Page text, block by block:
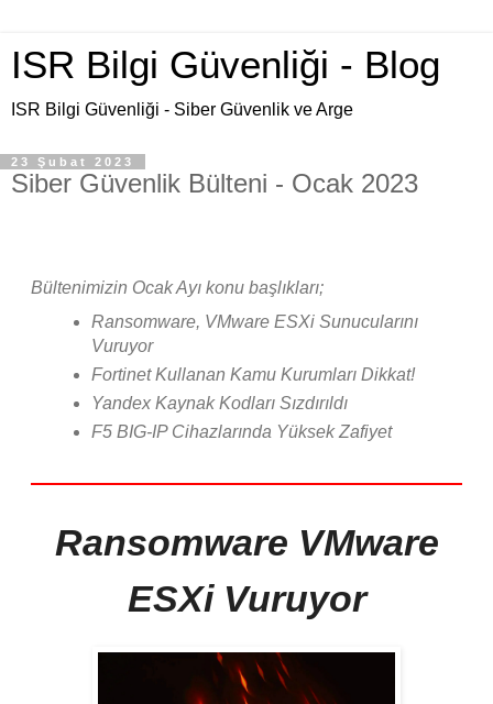
ISR Bilgi Güvenliği - Blog
ISR Bilgi Güvenliği - Siber Güvenlik ve Arge
23 Şubat 2023
Siber Güvenlik Bülteni - Ocak 2023
Bültenimizin Ocak Ayı konu başlıkları;
Ransomware, VMware ESXi Sunucularını
Vuruyor
Fortinet Kullanan Kamu Kurumları Dikkat!
Yandex Kaynak Kodları Sızdırıldı
F5 BIG-IP Cihazlarında Yüksek Zafiyet
Ransomware VMware
ESXi Vuruyor